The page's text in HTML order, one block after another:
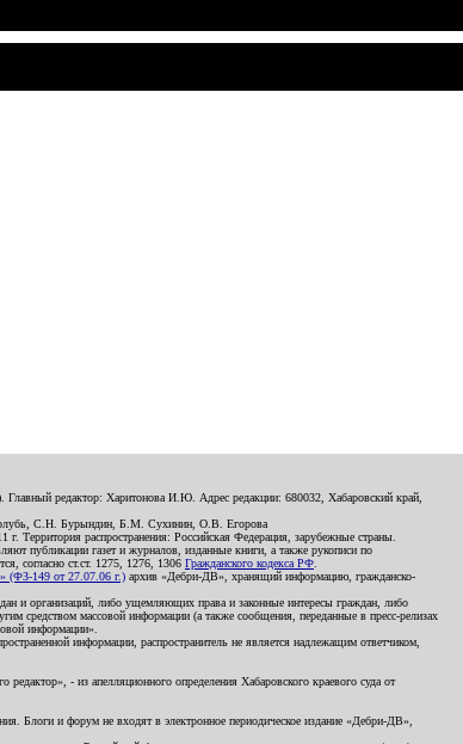
Главный редактор: Харитонова И.Ю. Адрес редакции: 680032, Хабаровский край,
С.Н. Бурындин, Б.М. Сухинин, О.В. Егорова
Территория распространения: Российская Федерация, зарубежные страны.
публикации газет и журналов, изданные книги, а также рукописи по
согласно ст.ст. 1275, 1276, 1306 Гражданского кодекса РФ
(ФЗ-149 от 27.07.06 г.) архив «Дебри-ДВ», хранящий информацию, гражданско-
и организаций, либо ущемляющих права и законные интересы граждан, либо
средством массовой информации (а также сообщения, переданные в пресс-релизах
информации».
информации, распространитель не является надлежащим ответчиком,
- из апелляционного определения Хабаровского краевого суда от
Блоги и форум не входят в электронное периодическое издание «Дебри-ДВ»,